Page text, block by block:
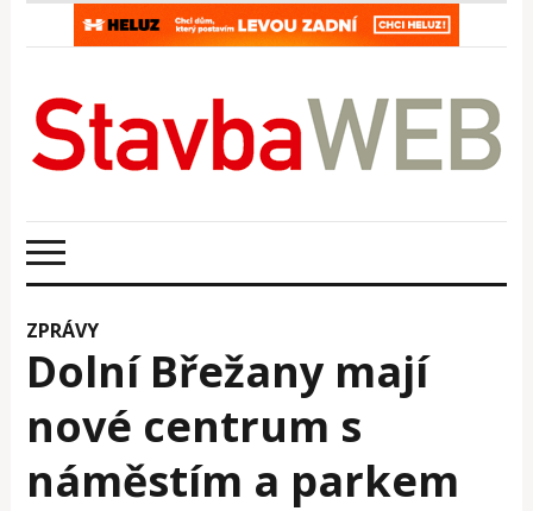
ZPRÁVY
Dolní Břežany mají
nové centrum s
náměstím a parkem